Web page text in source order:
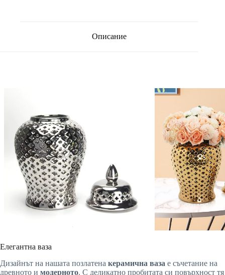
Описание
Елегантна ваза
Дизайнът на нашата позлатена керамична ваза е съчетание на
древното и модерното. С деликатно пробитата си повърхност тя